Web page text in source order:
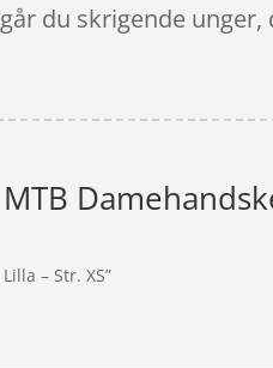
du skrigende
– Str. XS”